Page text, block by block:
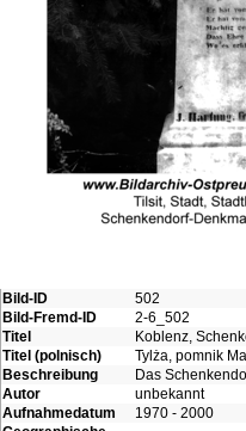
Bild-ID
502
Bild-Fremd-ID
2-6_502
Titel
Koblenz,
Titel (polnisch)
Tylża, pomnik
Beschreibung
Das
Autor
unbekannt
Aufnahmedatum
1970 - 2000